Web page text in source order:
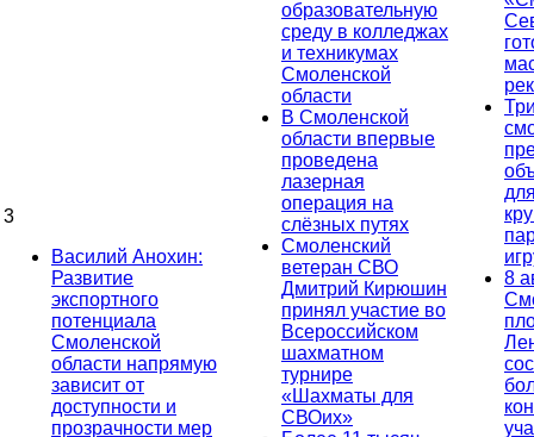
3
Василий Анохин:
Развитие
экспортного
потенциала
Смоленской
области напрямую
зависит от
доступности и
прозрачности мер
образовательную
среду в колледжах
и техникумах
Смоленской
области
В Смоленской
области впервые
проведена
лазерная
операция на
слёзных путях
Смоленский
ветеран СВО
Дмитрий Кирюшин
принял участие во
Всероссийском
шахматном
турнире
«Шахматы для
СВОих»
8